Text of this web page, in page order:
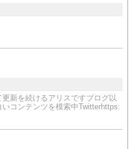
新を続けるアリスですブログ以
コンテンツを模索中Twitterhttps: